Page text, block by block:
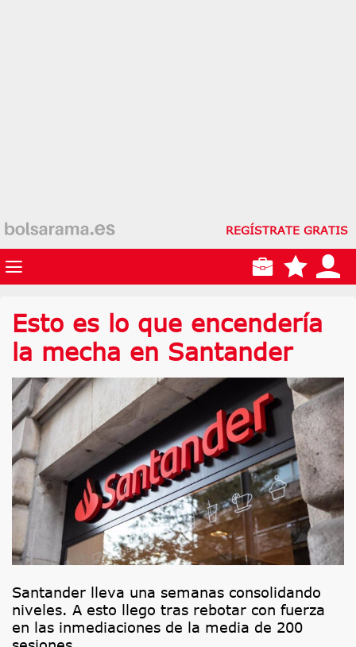
REGÍSTRATE GRATIS
Esto es lo que encendería
la mecha en Santander
Santander lleva una semanas consolidando
niveles. A esto llego tras rebotar con fuerza
en las inmediaciones de la media de 200